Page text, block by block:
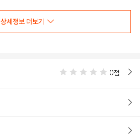
상세정보 더보기
0점